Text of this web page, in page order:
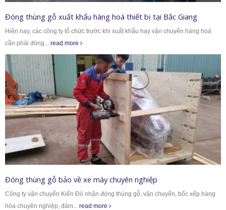
Đóng thùng gỗ xuất khẩu hàng hoá thiết bị tại Bắc Giang
Hiện nay, các công ty tổ chức trước khi xuất khẩu hay vận chuyển hàng hoá
cần phải đóng... read more
Đóng thùng gỗ bảo về xe máy chuyên nghiệp
Công ty vận chuyển Kiến Đỏ nhận đóng thùng gỗ, vận chuyển, bốc xếp hàng
hóa chuyên nghiệp, đảm... read more